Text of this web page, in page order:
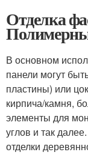
Отделка
В основном
панели могут
пластины) или
кирпича/камня,
элементы для
углов и так
отделки